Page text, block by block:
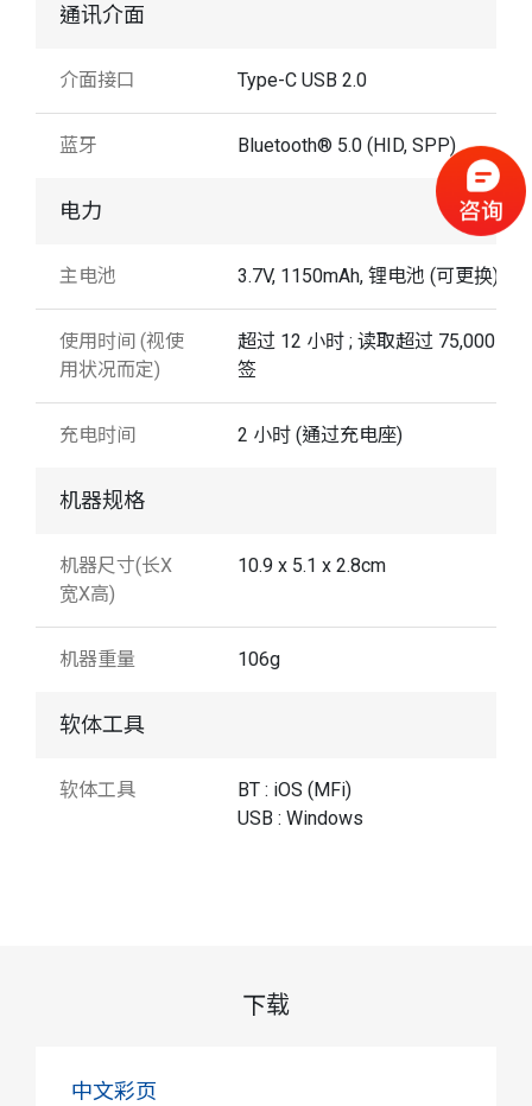
通讯介面
介面接口 Type-C USB 2.0
蓝牙 Bluetooth® 5.0 (HID, SPP)
电力
主电池 3.7V, 1150mAh, 锂电池 (可更换)
使用时间 (视使
用状况而定)
超过 12 小时 ; 读取超过 75,000 个
签
充电时间 2 小时 (通过充电座)
机器规格
机器尺寸(长X
宽X高)
10.9 x 5.1 x 2.8cm
机器重量 106g
软体工具
软体工具
BT : iOS (MFi)
USB : Windows
下载
中文彩页